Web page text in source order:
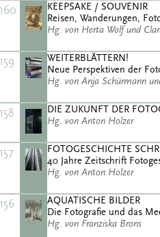
160
KEEPSAKE / SOUVENIR
Reisen, Wanderungen,
Hg. von Herta Wolf und
159
WEITERBLÄTTERN!
Neue Perspektiven der
Hg. von Anja Schürmann
158
DIE ZUKUNFT DER
Hg. von Anton Holzer
157
FOTOGESCHICHTE
40 Jahre Zeitschrift
Hg. von Anton Holzer
156
AQUATISCHE BILDER
Die Fotografie und das
Hg. von Franziska Brons